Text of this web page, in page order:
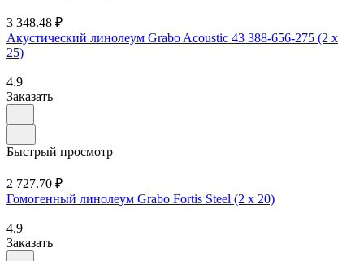
3 348.48 ₽
Акустический линолеум Grabo Acoustic 43 388-656-275 (2 х
25)
4.9
Заказать
Быстрый просмотр
2 727.70 ₽
Гомогенный линолеум Grabo Fortis Steel (2 х 20)
4.9
Заказать